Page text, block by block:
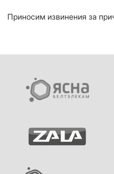
Приносим извинения за